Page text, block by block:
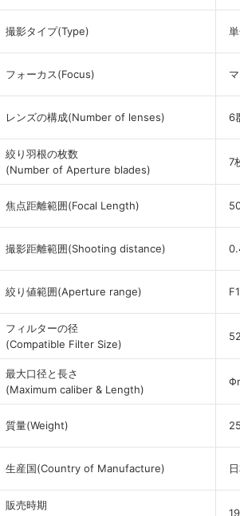
撮影タイプ(Type)
フォーカス(Focus)
レンズの構成(Number of lenses) 6
絞り羽根の枚数
(Number of Aperture blades)
7
焦点距離範囲(Focal Length)
撮影距離範囲(Shooting distance)
絞り値範囲(Aperture range)
フィルターの径
(Compatible Filter Size)
最大口径と長さ
(Maximum caliber & Length)
質量(Weight)
生産国(Country of Manufacture)
販売時期